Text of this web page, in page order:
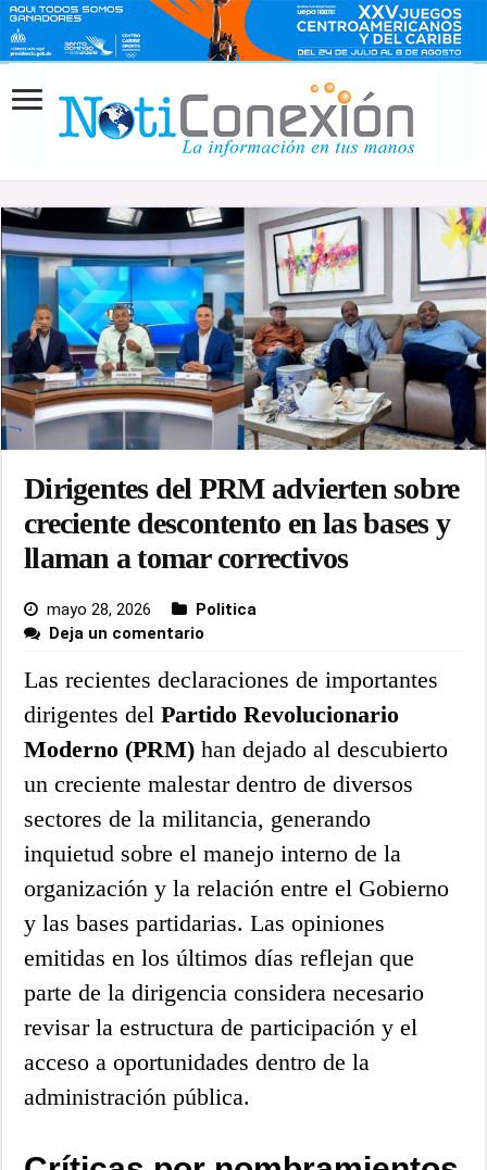
Dirigentes del PRM advierten sobre
creciente descontento en las bases y
llaman a tomar correctivos
mayo 28, 2026
Politica
Deja un comentario
Las recientes declaraciones de importantes
dirigentes delPartido Revolucionario
Moderno (PRM) han dejado al descubierto
un creciente malestar dentro de diversos
sectores de la militancia, generando
inquietud sobre el manejo interno de la
organización y la relación entre el Gobierno
y las bases partidarias. Las opiniones
emitidas en los últimos días reflejan que
parte de la dirigencia considera necesario
revisar la estructura de participación y el
acceso a oportunidades dentro de la
administración pública.